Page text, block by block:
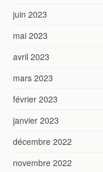
juin 2023
mai 2023
avril 2023
mars 2023
février 2023
janvier 2023
décembre 2022
novembre 2022